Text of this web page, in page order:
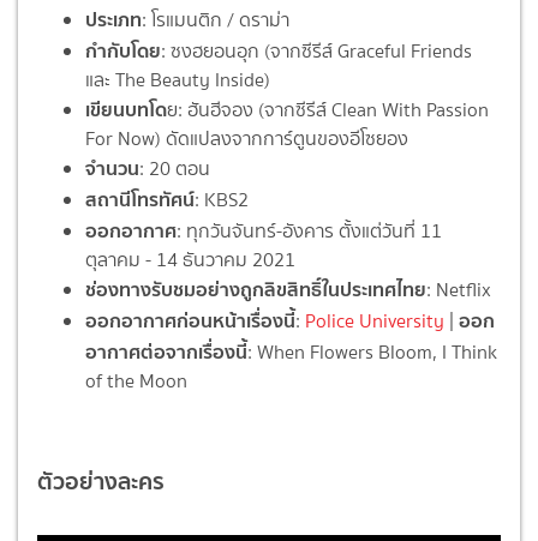
ประเภท: โรแมนติก / ดราม่า
กำกับโดย: ซงฮยอนอุก (จากซีรีส์ Graceful Friends
และ The Beauty Inside)
เขียนบทโดย: ฮันฮีจอง (จากซีรีส์ Clean With Passion
For Now) ดัดแปลงจากการ์ตูนของอีโซยอง
จำนวน: 20 ตอน
สถานีโทรทัศน์: KBS2
ออกอากาศ: ทุกวันจันทร์-อังคาร ตั้งแต่วันที่ 11
ตุลาคม - 14 ธันวาคม 2021
ช่องทางรับชมอย่างถูกลิขสิทธิ์ในประเทศไทย: Netflix
ออกอากาศก่อนหน้าเรื่องนี้: Police University | ออก
อากาศต่อจากเรื่องนี้: When Flowers Bloom, I Think
of the Moon
ตัวอย่างละคร